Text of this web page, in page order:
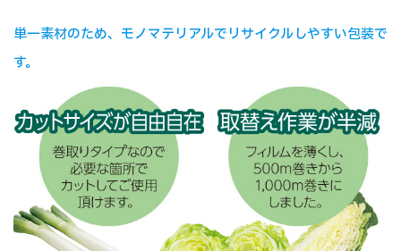
単一素材のため、モノマテリアルでリサイクルしやすい包装で
す。